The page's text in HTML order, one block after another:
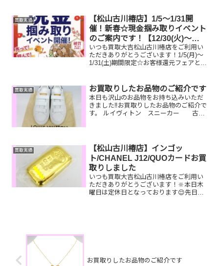
ングラス／プレミア1,000円銀貨／携帯電
話しまいっ...
買取実績
【松山古川椿店】1/5～1/31開
催！新春☆現金掴み取りイベント
のご案内です！【12/30(火)～
1/4(日)休業です】
いつも買取大吉松山古川椿店をご利用い
ただきありがとうございます！1/5(月)～
1/31(土)期間限定☆お客様還元フェアとし
のお客様限定でご参加いただけます😌(金
券...
買取実績 お買取りしたお品物のご紹介です
本日も沢山のお品物をお持ち込みいただ
きました‼️お買取りしたお品物のご紹介で
す。 ルイヴィトン スニーカー 古
寧に査定させていただ...
買取実績
【松山古川椿店】インゴッ
ト/CHANEL J12/QUOカードお買
取りしました
いつも買取大吉松山古川椿店をご利用い
ただきありがとうございます！🔆本日木
曜日は定休日となっております😌先日お
お買取りしたお品物のご紹介です